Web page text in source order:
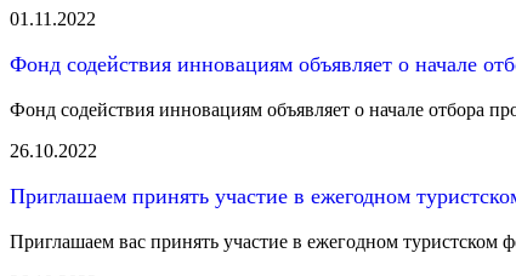
01.11.2022
Фонд содействия инновациям объявляет о начале
Фонд содействия инновациям объявляет о начале отбора
26.10.2022
Приглашаем принять участие в ежегодном
Приглашаем вас принять участие в ежегодном туристском